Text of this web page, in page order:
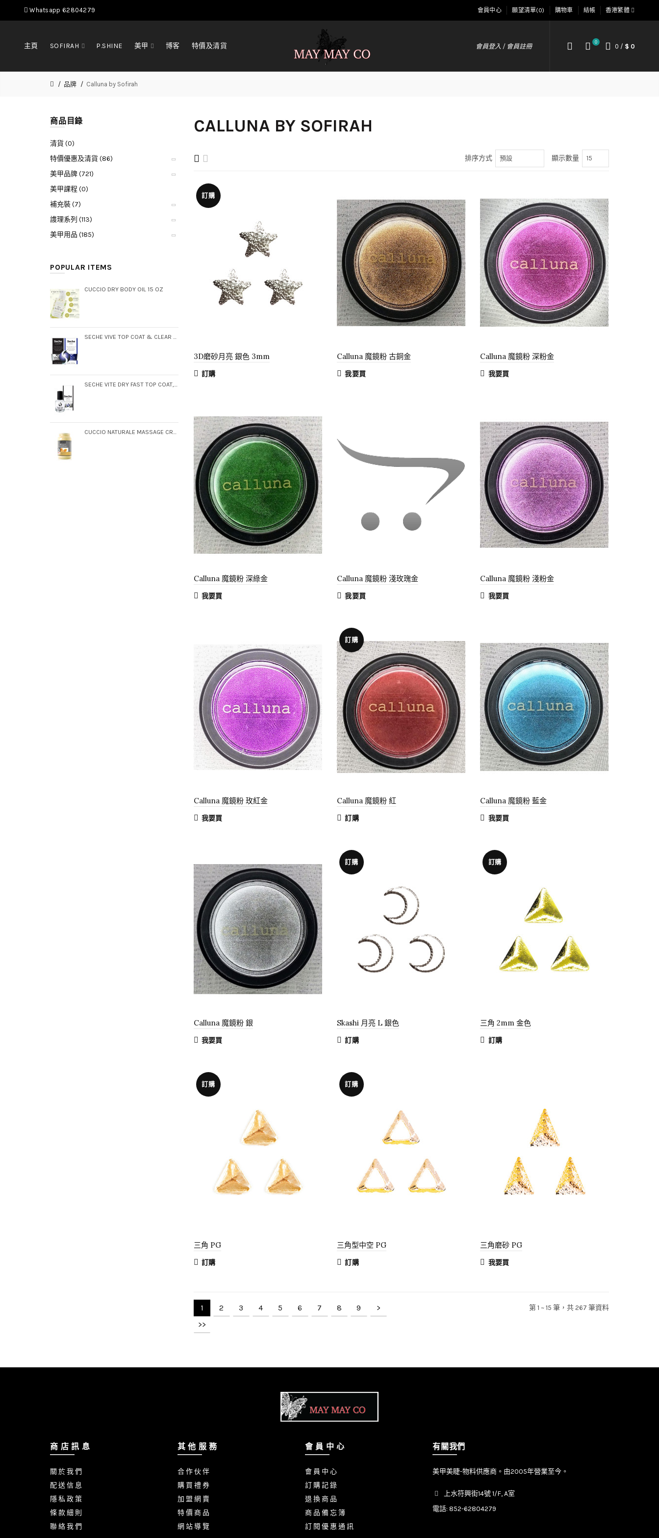
Whatsapp 62804279 會員中心 願望清單(0) 購物車 結帳 香港繁體
主頁 SOFIRAH P.SHINE 美甲 博客 特價及清貨 會員登入 / 會員註冊
0
0 / $ 0
品牌 Calluna by Sofirah
商品目錄
清貨 (0)
特價優惠及清貨 (86)
美甲品牌 (721)
美甲課程 (0)
補充裝 (7)
謢理系列 (113)
美甲用品 (185)
POPULAR ITEMS
CUCCIO DRY BODY OIL 15 OZ
SECHE VIVE TOP COAT & CLEAR BASE COAT DUO PACK
SECHE VITE DRY FAST TOP COAT, .5 OZ (BOXED)
CUCCIO NATURALE MASSAGE CREME, GALLON (STEP 3)
CALLUNA BY SOFIRAH
排序方式 顯示數量
訂購
3D磨砂月亮 銀色 3mm
訂購
Calluna 魔鏡粉 古銅金
我要買
Calluna 魔鏡粉 深粉金
我要買
Calluna 魔鏡粉 深綠金
我要買
Calluna 魔鏡粉 淺玫瑰金
我要買
Calluna 魔鏡粉 淺粉金
我要買
Calluna 魔鏡粉 玫紅金
我要買
訂購
Calluna 魔鏡粉 紅
訂購
Calluna 魔鏡粉 藍金
我要買
Calluna 魔鏡粉 銀
我要買
訂購
Skashi 月亮 L 銀色
訂購
訂購
三角 2mm 金色
訂購
訂購
三角 PG
訂購
訂購
三角型中空 PG
訂購
三角磨砂 PG
我要買
1 2 3 4 5 6 7 8 9
>
>>
第 1 ~ 15 筆，共 267 筆資料
商 店 訊 息
關 於 我 們
配 送 信 息
隱 私 政 策
條 款 細 則
聯 絡 我 們
其 他 服 務
合 作 伙 伴
購 買 禮 券
加 盟 網 賣
特 價 商 品
網 站 導 覽
會 員 中 心
會 員 中 心
訂 購 記 錄
退 換 商 品
商 品 備 忘 簿
訂 閱 優 惠 通 訊
有關我們
美甲美睫-物料供應商。由2005年營業至今。
上水符興街14號 1/F, A室
電話: 852-62804279